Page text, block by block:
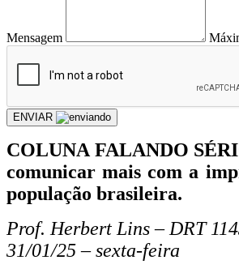
Mensagem
ENVIAR
COLUNA FALANDO
comunicar mais com a
população brasileira.
Prof. Herbert Lins – DRT
31/01/25 – sexta-feira